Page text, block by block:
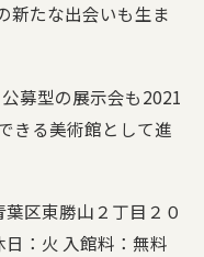
新たな出会いも生ま
募型の展示会も2021
きる美術館として進
区東勝山２丁目２０
：火 入館料：無料